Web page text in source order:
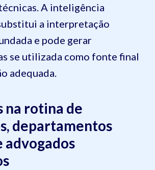
A inteligência
a interpretação
e pode gerar
se utilizada como fonte final
adequada.
na rotina de
departamentos
advogados